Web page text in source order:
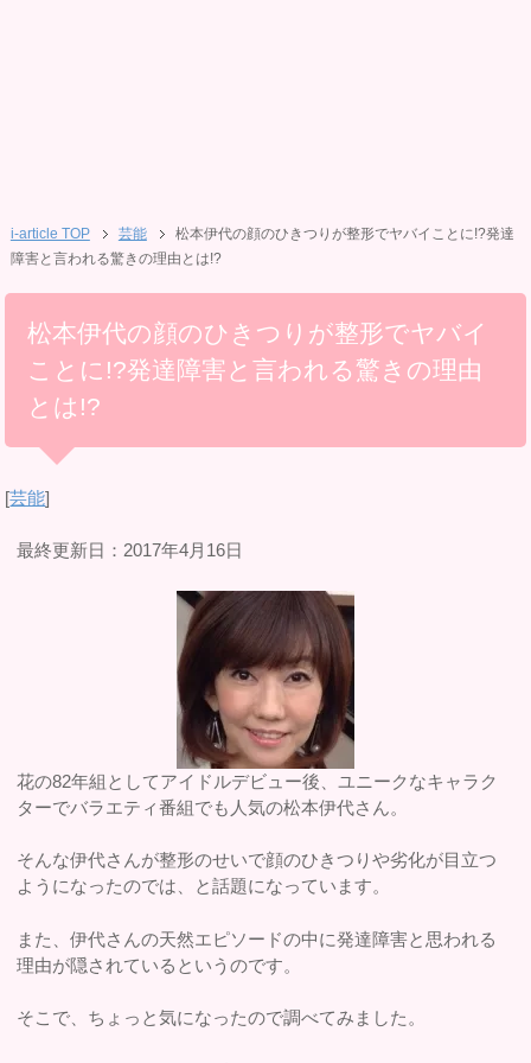
i-article TOP 芸能
松本伊代の顔のひきつりが整形でヤバイことに!?発達
障害と言われる驚きの理由とは!?
松本伊代の顔のひきつりが整形でヤバイ
ことに!?発達障害と言われる驚きの理由
とは!?
[芸能]
最終更新日：2017年4月16日
花の82年組としてアイドルデビュー後、ユニークなキャラク
ターでバラエティ番組でも人気の松本伊代さん。
そんな伊代さんが整形のせいで顔のひきつりや劣化が目立つ
ようになったのでは、と話題になっています。
また、伊代さんの天然エピソードの中に発達障害と思われる
理由が隠されているというのです。
そこで、ちょっと気になったので調べてみました。